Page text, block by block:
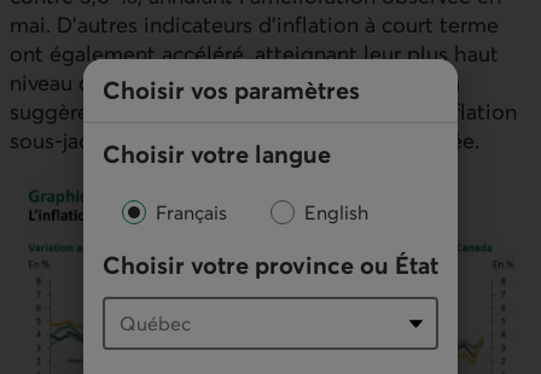
Choisir vos paramètres
Choisir votre langue
Français English
Choisir votre province ou État
mai. D’autres indicateurs d’inflation à court terme
ont également accéléré, atteignant leur plus haut
niveau depuis février 2025 (graphique 3). Cela
suggère que le répit observé en mai dans l’inflation
sous-jacente pourrait avoir été de courte durée.